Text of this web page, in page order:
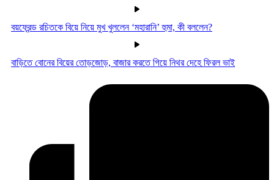
বয়ফ্রেন্ড রচিতকে বিয়ে নিয়ে মুখ খুললেন ‘মহারানি’ হুমা, কী বললেন?
বাড়িতে বোনের বিয়ের তোড়জোড়, বাজার করতে গিয়ে নিথর দেহে ফিরল ভাই